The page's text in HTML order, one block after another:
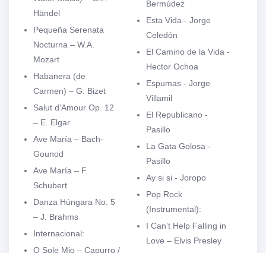
Händel
Pequeña Serenata
Nocturna – W.A.
Mozart
Habanera (de
Carmen) – G. Bizet
Salut d'Amour Op. 12
– E. Elgar
Ave María – Bach-
Gounod
Ave María – F.
Schubert
Danza Húngara No. 5
– J. Brahms
Internacional:
O Sole Mio – Capurro /
Bermúdez
Esta Vida - Jorge
Celedón
El Camino de la Vida -
Hector Ochoa
Espumas - Jorge
Villamil
El Republicano -
Pasillo
La Gata Golosa -
Pasillo
Ay si si - Joropo
Pop Rock
(Instrumental):
I Can’t Help Falling in
Love – Elvis Presley